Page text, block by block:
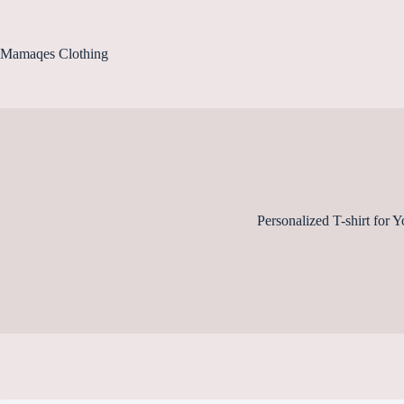
inhoud
Mamaqes Clothing
Personalized T-shirt for